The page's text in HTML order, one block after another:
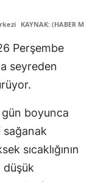
KAYNAK: (HABER
Perşembe
seyreden
boyunca
sağanak
sıcaklığının
düşük